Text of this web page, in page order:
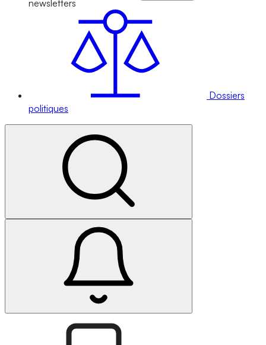
newsletters
Dossiers
politiques